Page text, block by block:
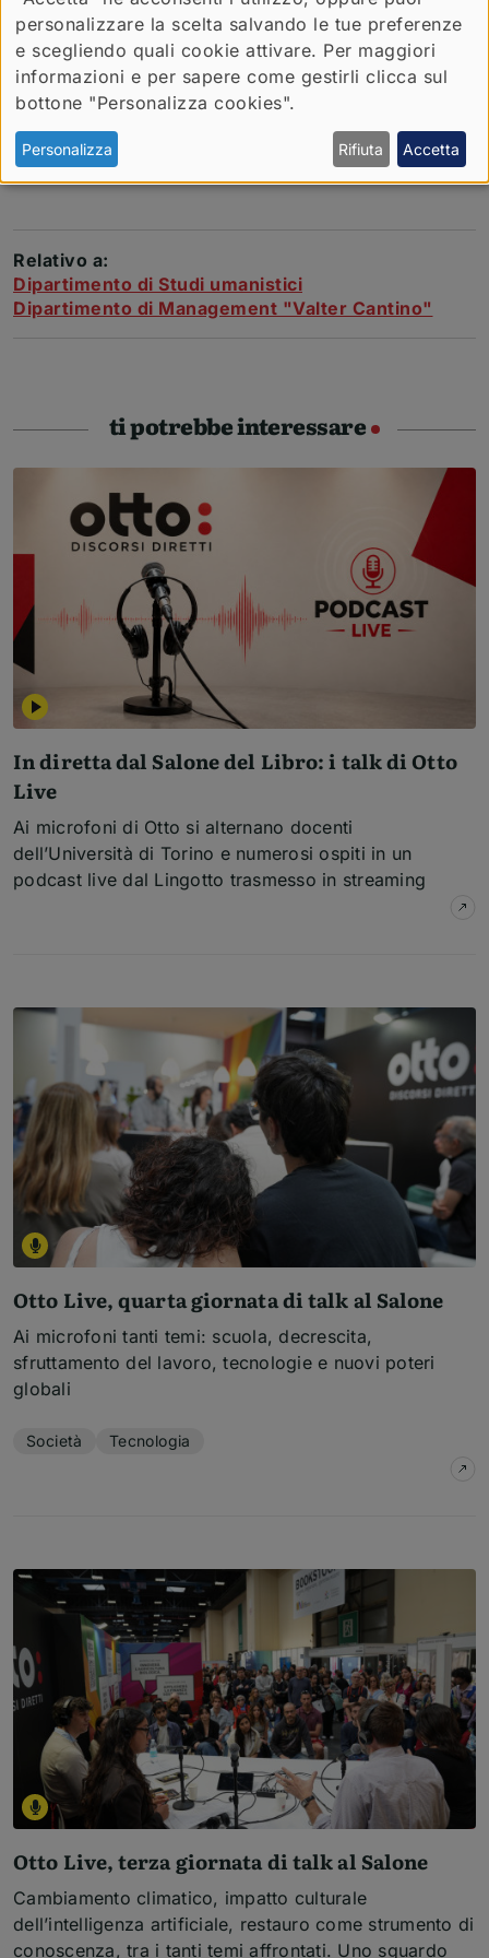
Relativo a:
Dipartimento di Studi umanistici
Dipartimento di Management "Valter Cantino"
ti potrebbe interessare
In diretta dal Salone del Libro: i talk di Otto
Live
Ai microfoni di Otto si alternano docenti
dell’Università di Torino e numerosi ospiti in un
podcast live dal Lingotto trasmesso in streaming
su
Otto Live, quarta giornata di talk al Salone
Ai microfoni tanti temi: scuola, decrescita,
sfruttamento del lavoro, tecnologie e nuovi poteri
globali
Società Tecnologia
su
Otto Live, terza giornata di talk al Salone
Cambiamento climatico, impatto culturale
dell’intelligenza artificiale, restauro come strumento di
conoscenza, tra i tanti temi affrontati. Uno sguardo
personalizzare la scelta salvando le tue preferenze
e scegliendo quali cookie attivare. Per maggiori
informazioni e per sapere come gestirli clicca sul
bottone "Personalizza cookies".
Personalizza Rifiuta Accetta